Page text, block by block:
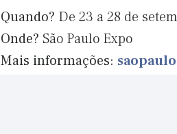
Quando? De 23 a 28 de
Onde? São Paulo Expo
Mais informações: